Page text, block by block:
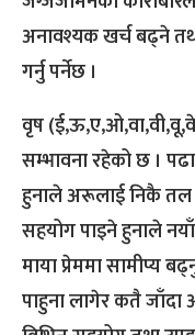
अनावश्यक खर्च बढ्ने
गर्नु पर्नेछ ।
वृष
सम्भावना रहेको छ ।
हुनाले अरूलाई निकै
सहयोग पाइने हुनाले
माया प्रेममा सामीप्य
पाहुना लागेर कतै जाँदा